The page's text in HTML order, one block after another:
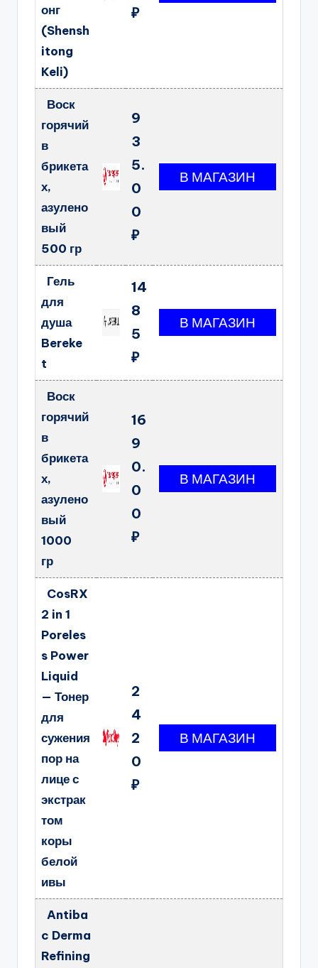
онг
(Shensh
itong
Keli)
₽
Воск
горячий
в
брикета
х,
азулено
вый
500 гр
9
3
5.
0
0
₽
Гель
для
душа
Bereke
t
14
8
5
₽
Воск
горячий
в
брикета
х,
азулено
вый
1000
гр
16
9
0.
0
0
₽
CosRX
2 in 1
Poreles
s Power
Liquid
— Тонер
для
сужения
пор на
лице с
экстрак
том
коры
белой
ивы
2
4
2
0
₽
Antiba
c Derma
Refining